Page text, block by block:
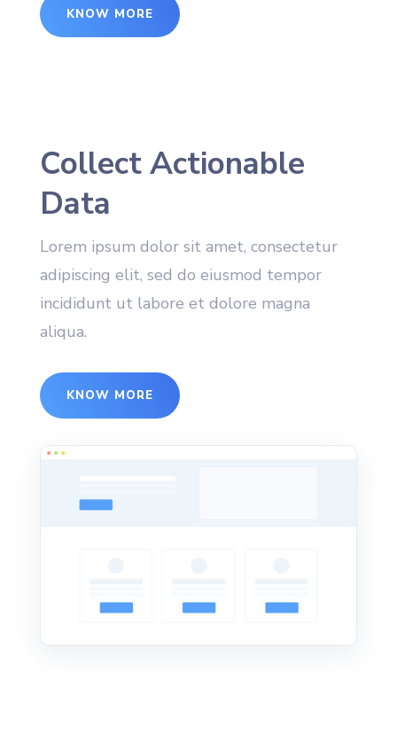
KNOW MORE
Collect Actionable
Data
Lorem ipsum dolor sit amet, consectetur
adipiscing elit, sed do eiusmod tempor
incididunt ut labore et dolore magna
aliqua.
KNOW MORE